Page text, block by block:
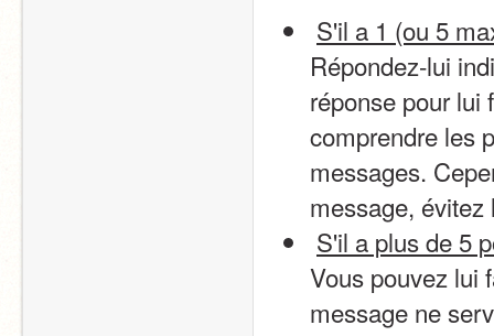
S'il a 1 (ou 5
Répondez-lui
réponse pour lui
comprendre les
messages.
message,
S'il a plus de 5
Vous pouvez lui
message ne